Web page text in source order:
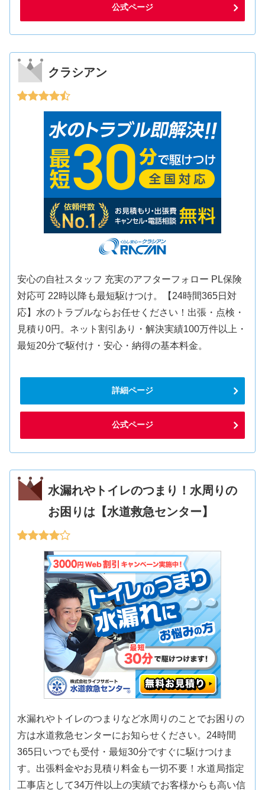
公式ページ
クラシアン
安心の自社スタッフ 充実のアフターフォロー PL保険
対応可 22時以降も最短駆けつけ。【24時間365日対
応】水のトラブルならお任せください！出張・点検・
見積り0円。ネット割引あり・解決実績100万件以上・
最短20分で駆付け・安心・納得の基本料金。
詳細ページ
公式ページ
水漏れやトイレのつまり！水周りの
お困りは【水道救急センター】
水漏れやトイレのつまりなど水周りのことでお困りの
方は水道救急センターにお知らせください。24時間
365日いつでも受付・最短30分ですぐに駆けつけま
す。出張料金やお見積り料金も一切不要！水道局指定
工事店として34万件以上の実績でお客様からも高い信